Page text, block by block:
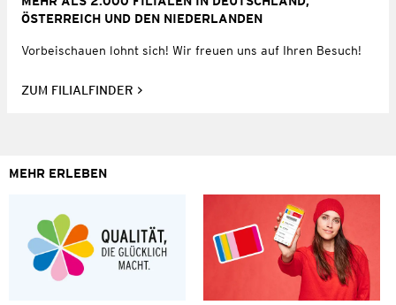
ÖSTERREICH UND DEN NIEDERLANDEN
Vorbeischauen lohnt sich! Wir freuen uns auf Ihren Besuch!
ZUM FILIALFINDER
MEHR ERLEBEN